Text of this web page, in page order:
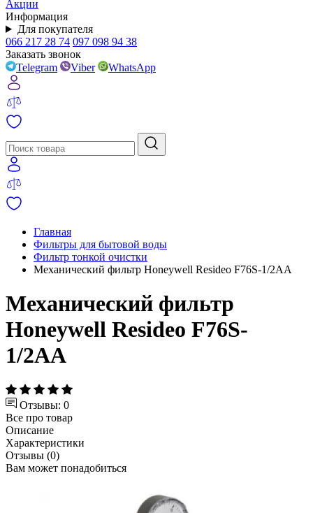
Акции
Информация
Для покупателя
066 217 28 74 097 098 94 38
Заказать звонок
Telegram
Viber WhatsApp
Главная
Фильтры для бытовой воды
Фильтр тонкой очистки
Механический фильтр Honeywell Resideo F76S-1/2AA
Механический фильтр
Honeywell Resideo F76S-
1/2AA
Отзывы: 0
Все про товар
Описание
Характеристики
Отзывы (0)
Вам может понадобиться